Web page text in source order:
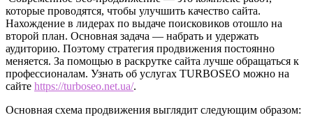
которые проводятся, чтобы улучшить качество сайта.
Нахождение в лидерах по выдаче поисковиков отошло на
второй план. Основная задача — набрать и удержать
аудиторию. Поэтому стратегия продвижения постоянно
меняется. За помощью в раскрутке сайта лучше обращаться к
профессионалам. Узнать об услугах TURBOSEO можно на
сайте https://turboseo.net.ua/.
Основная схема продвижения выглядит следующим образом: